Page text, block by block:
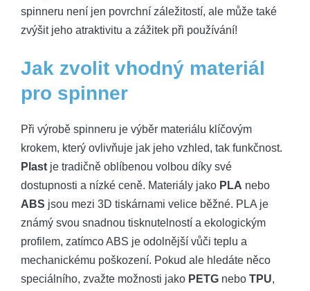
spinneru není jen povrchní záležitostí, ale může také
zvýšit jeho atraktivitu a zážitek při používání!
Jak zvolit vhodný materiál
pro spinner
Při výrobě spinneru je výběr materiálu klíčovým
krokem, který ovlivňuje jak jeho vzhled, tak funkčnost.
Plast je tradičně oblíbenou volbou díky své
dostupnosti a nízké ceně. Materiály jako PLA nebo
ABS jsou mezi 3D tiskárnami velice běžné. PLA je
známý svou snadnou tisknutelností a ekologickým
profilem, zatímco ABS je odolnější vůči teplu a
mechanickému poškození. Pokud ale hledáte něco
speciálního, zvažte možnosti jako PETG nebo TPU,